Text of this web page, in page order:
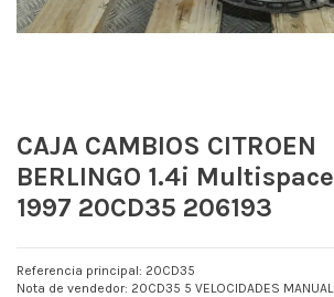
CAJA CAMBIOS CITROEN
BERLINGO 1.4i Multispace
1997 20CD35 206193
Referencia principal: 20CD35
Nota de vendedor: 20CD35 5 VELOCIDADES MANUAL